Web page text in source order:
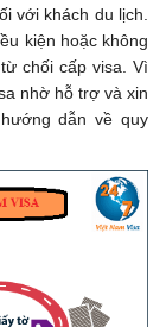
với khách du lịch.
kiện hoặc không
chối cấp visa. Vì
nhờ hỗ trợ và xin
dẫn về quy